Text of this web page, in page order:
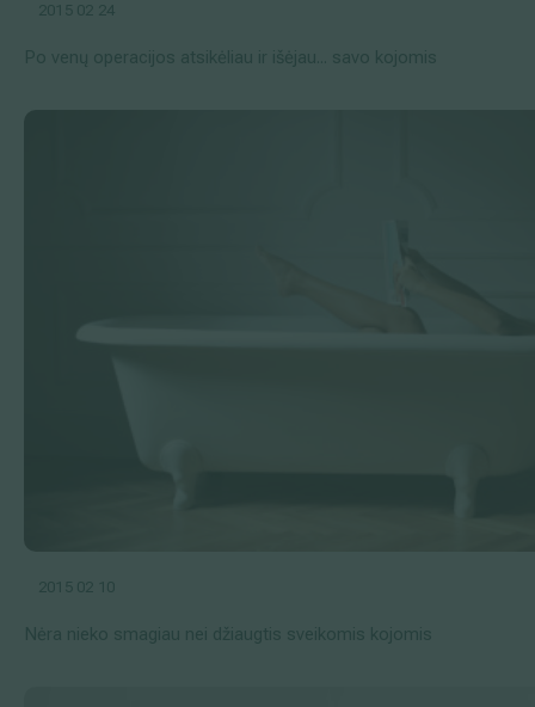
2015 02 24
Po venų operacijos atsikėliau ir išėjau... savo kojomis
2015 02 10
Nėra nieko smagiau nei džiaugtis sveikomis kojomis